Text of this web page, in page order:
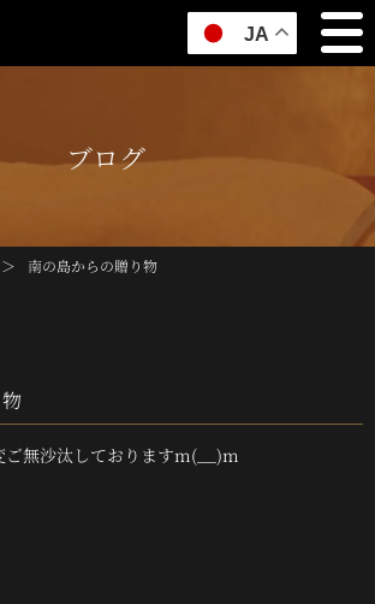
ブログ
＞ 南の島からの贈り物
ご無沙汰しておりますm(__)m
JA